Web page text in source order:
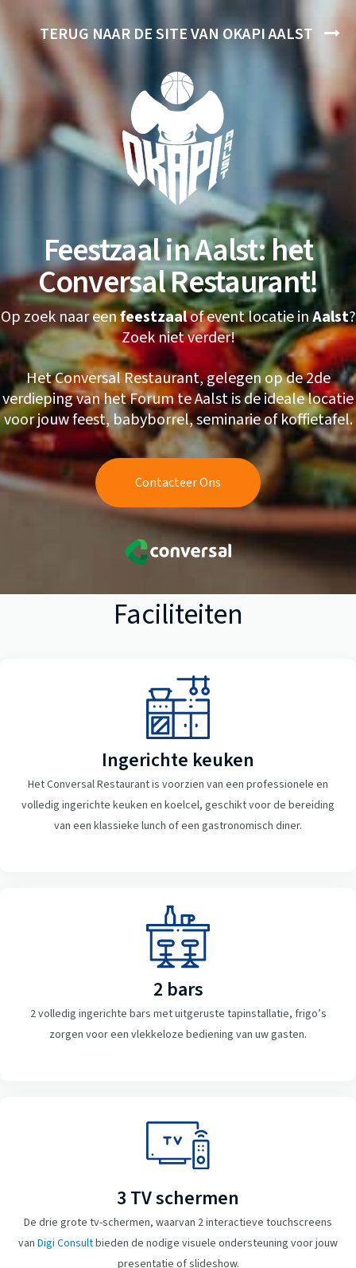
TERUG NAAR DE SITE VAN OKAPI AALST
Feestzaal in Aalst: het
Conversal Restaurant!
Op zoek naar eenfeestzaalof event locatie inAalst?
Zoek niet verder!
Het Conversal Restaurant, gelegen op de 2de
verdieping van het Forum te Aalst is de ideale locatie
voor jouw feest, babyborrel, seminarie of koffietafel.
Contacteer Ons
Faciliteiten
Ingerichte keuken
Het Conversal Restaurant is voorzien van een professionele en
volledig ingerichte keuken en koelcel, geschikt voor de bereiding
van een klassieke lunch of een gastronomisch diner.
2 bars
2 volledig ingerichte bars met uitgeruste tapinstallatie, frigo’s
zorgen voor een vlekkeloze bediening van uw gasten.
3 TV schermen
De drie grote tv-schermen, waarvan 2 interactieve touchscreens
van Digi Consultbieden de nodige visuele ondersteuning voor jouw
presentatie of slideshow.